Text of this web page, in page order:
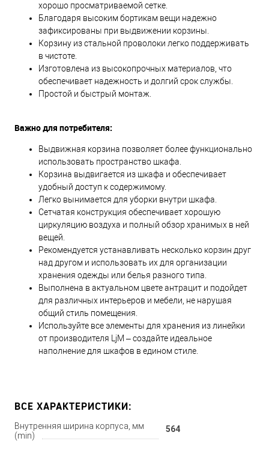
хорошо просматриваемой сетке.
Благодаря высоким бортикам вещи надежно
зафиксированы при выдвижении корзины.
Корзину из стальной проволоки легко поддерживать
в чистоте.
Изготовлена из высокопрочных материалов, что
обеспечивает надежность и долгий срок службы.
Простой и быстрый монтаж.
Важно для потребителя:
Выдвижная корзина позволяет более функционально
использовать пространство шкафа.
Корзина выдвигается из шкафа и обеспечивает
удобный доступ к содержимому.
Легко вынимается для уборки внутри шкафа.
Сетчатая конструкция обеспечивает хорошую
циркуляцию воздуха и полный обзор хранимых в ней
вещей.
Рекомендуется устанавливать несколько корзин друг
над другом и использовать их для организации
хранения одежды или белья разного типа.
Выполнена в актуальном цвете антрацит и подойдет
для различных интерьеров и мебели, не нарушая
общий стиль помещения.
Используйте все элементы для хранения из линейки
от производителя LjM – создайте идеальное
наполнение для шкафов в едином стиле.
ВСЕ ХАРАКТЕРИСТИКИ:
Внутренняя ширина корпуса, мм
(min)
564